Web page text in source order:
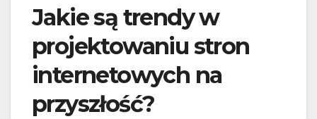
Jakie są trendy w
projektowaniu stron
internetowych na
przyszłość?